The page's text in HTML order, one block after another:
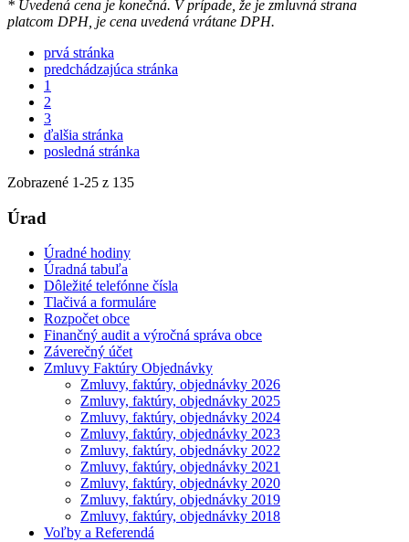
* Uvedená cena je konečná. V prípade, že je zmluvná strana
platcom DPH, je cena uvedená vrátane DPH.
prvá stránka
predchádzajúca stránka
1
2
3
ďalšia stránka
posledná stránka
Zobrazené 1-25 z 135
Úrad
Úradné hodiny
Úradná tabuľa
Dôležité telefónne čísla
Tlačivá a formuláre
Rozpočet obce
Finančný audit a výročná správa obce
Záverečný účet
Zmluvy Faktúry Objednávky
Zmluvy, faktúry, objednávky 2026
Zmluvy, faktúry, objednávky 2025
Zmluvy, faktúry, objednávky 2024
Zmluvy, faktúry, objednávky 2023
Zmluvy, faktúry, objednávky 2022
Zmluvy, faktúry, objednávky 2021
Zmluvy, faktúry, objednávky 2020
Zmluvy, faktúry, objednávky 2019
Zmluvy, faktúry, objednávky 2018
Voľby a Referendá